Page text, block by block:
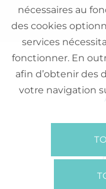
nécessaires au
des cookies
services
fonctionner. En
afin d’obtenir des
votre navigation